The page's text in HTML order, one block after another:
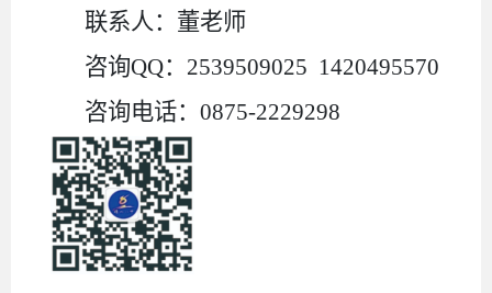
联系人：董老师
咨询QQ：2539509025 1420495570
咨询电话： 0875-2229298